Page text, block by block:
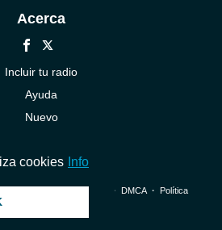
Acerca
Incluir tu radio
Ayuda
Nuevo
todos los derechos. ・ DMCA・ Política
cookies Info